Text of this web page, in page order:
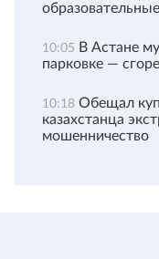
10:05 В Астане
парковке —
10:18 Обещал
казахстанца
мошенничество